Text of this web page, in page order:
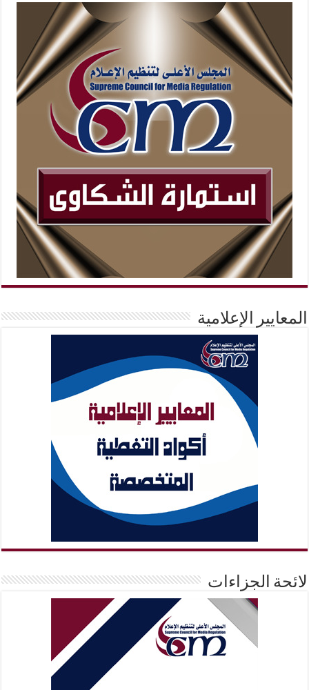
المعايير الإعلامية
لائحة الجزاءات